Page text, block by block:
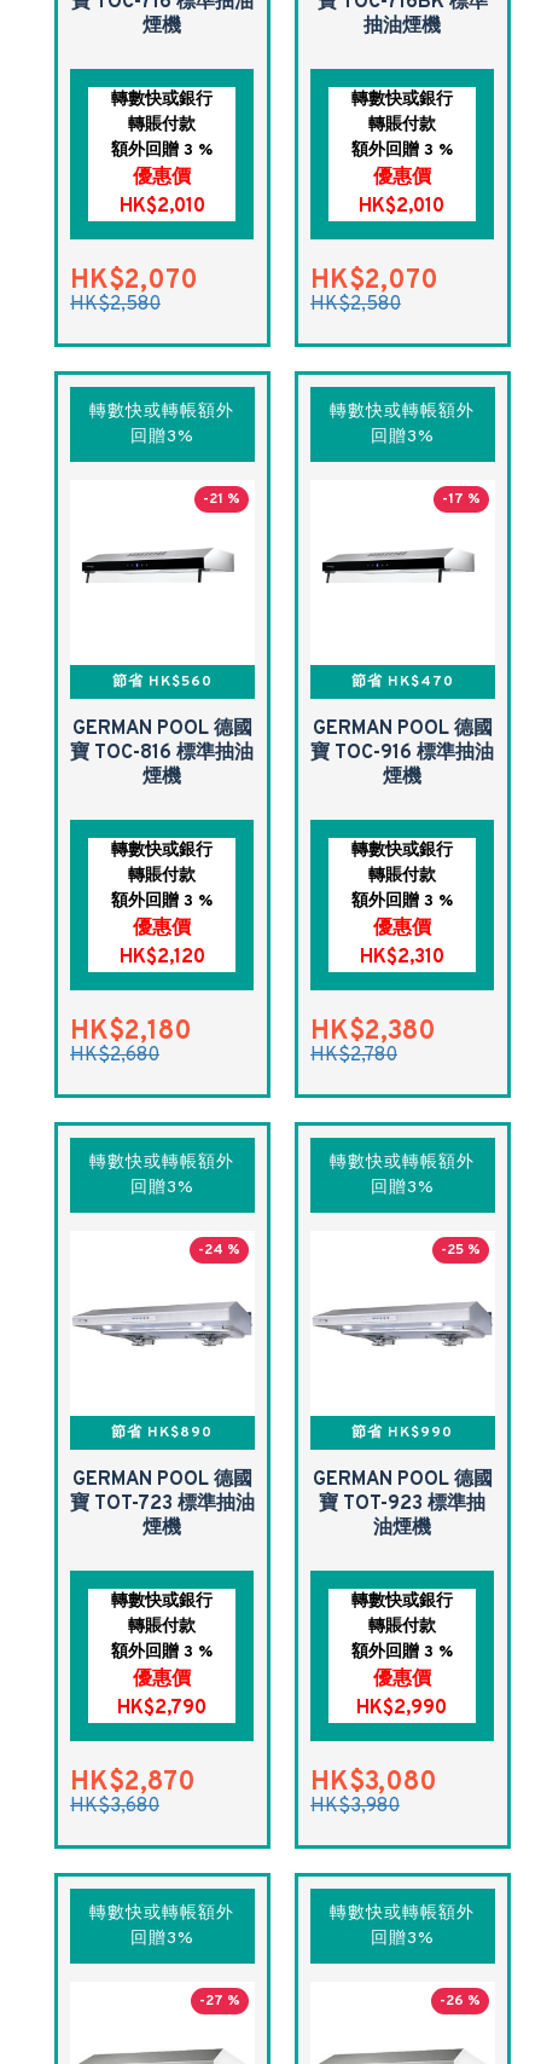
煙機
轉數快或銀行
轉賬付款
額外回贈 3 %
優惠價
HK$2,010
HK$2,070
HK$2,580
抽油煙機
轉數快或銀行
轉賬付款
額外回贈 3 %
優惠價
HK$2,010
HK$2,070
HK$2,580
轉數快或轉帳額外
回贈3%
-21 %
節省 HK$560
GERMAN POOL 德國
寶 TOC-816 標準抽油
煙機
轉數快或銀行
轉賬付款
額外回贈 3 %
優惠價
HK$2,120
HK$2,180
HK$2,680
轉數快或轉帳額外
回贈3%
-17 %
節省 HK$470
GERMAN POOL 德國
寶 TOC-916 標準抽油
煙機
轉數快或銀行
轉賬付款
額外回贈 3 %
優惠價
HK$2,310
HK$2,380
HK$2,780
轉數快或轉帳額外
回贈3%
-24 %
節省 HK$890
GERMAN POOL 德國
寶 TOT-723 標準抽油
煙機
轉數快或銀行
轉賬付款
額外回贈 3 %
優惠價
HK$2,790
HK$2,870
HK$3,680
轉數快或轉帳額外
回贈3%
-25 %
節省 HK$990
GERMAN POOL 德國
寶 TOT-923 標準抽
油煙機
轉數快或銀行
轉賬付款
額外回贈 3 %
優惠價
HK$2,990
HK$3,080
HK$3,980
轉數快或轉帳額外
回贈3%
-27 %
轉數快或轉帳額外
回贈3%
-26 %